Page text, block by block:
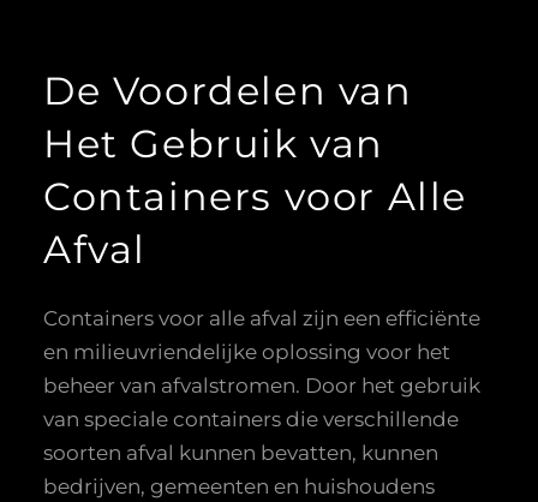
De Voordelen van
Het Gebruik van
Containers voor Alle
Afval
Containers voor alle afval zijn een efficiënte
en milieuvriendelijke oplossing voor het
beheer van afvalstromen. Door het gebruik
van speciale containers die verschillende
soorten afval kunnen bevatten, kunnen
bedrijven, gemeenten en huishoudens